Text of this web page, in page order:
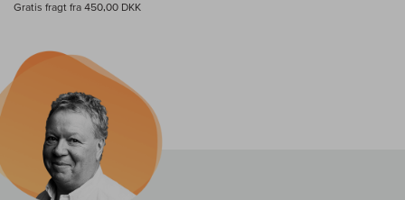
Gratis fragt fra 450,00 DKK